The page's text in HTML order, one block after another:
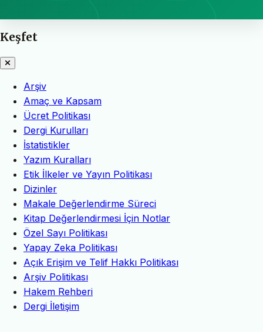
Keşfet
Arşiv
Amaç ve Kapsam
Ücret Politikası
Dergi Kurulları
İstatistikler
Yazım Kuralları
Etik İlkeler ve Yayın Politikası
Dizinler
Makale Değerlendirme Süreci
Kitap Değerlendirmesi İçin Notlar
Özel Sayı Politikası
Yapay Zeka Politikası
Açık Erişim ve Telif Hakkı Politikası
Arşiv Politikası
Hakem Rehberi
Dergi İletişim